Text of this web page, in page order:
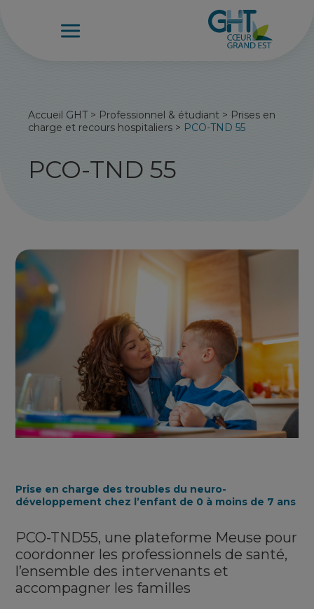
Accueil GHT> Professionnel & étudiant > Prises en
charge et recours hospitaliers > PCO-TND 55
PCO-TND 55
Prise en charge des troubles du neuro-
développement chez l’enfant de 0 à moins de 7 ans
PCO-TND55, une plateforme Meuse pour
coordonner les professionnels de santé,
l’ensemble des intervenants et
accompagner les familles